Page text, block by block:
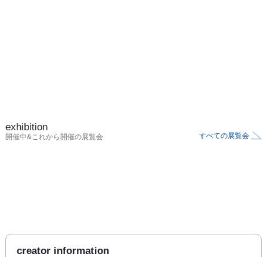
exhibition
開催中&これから開催の展覧会 すべての展覧会
creator information